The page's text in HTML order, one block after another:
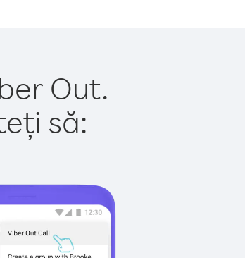
Out.
să: